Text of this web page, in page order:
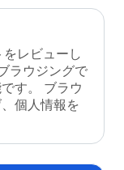
レビューし
ラウジングで
す。 ブラウ
個人情報を